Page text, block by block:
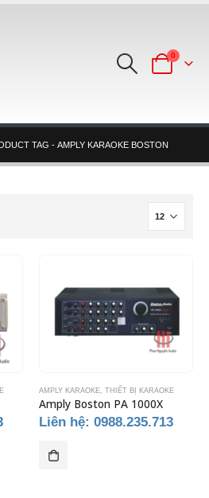
0
TAG - AMPLY KARAOKE BOSTON
AMPLY KARAOKE THIẾT BỊ KARAOKE
Amply Boston PA 1000X
Liên hệ: 0988.235.713